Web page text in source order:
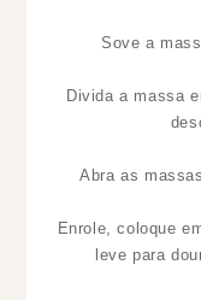
Sove a
Divida a massa
Abra as
Enrole, coloque
leve para